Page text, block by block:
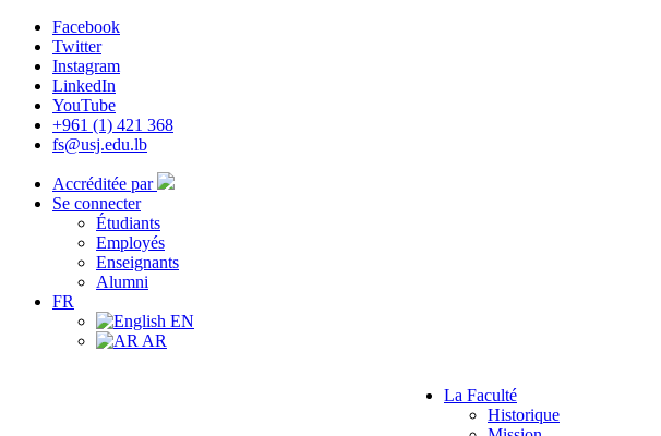
Facebook
Twitter
Instagram
LinkedIn
YouTube
+961 (1) 421 368
fs@usj.edu.lb
Accréditée par
Se connecter
Étudiants
Employés
Enseignants
Alumni
FR
EN
AR
La Faculté
Historique